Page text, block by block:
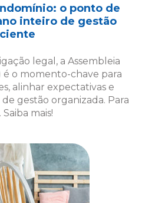
gestão organizada. Para
mais!